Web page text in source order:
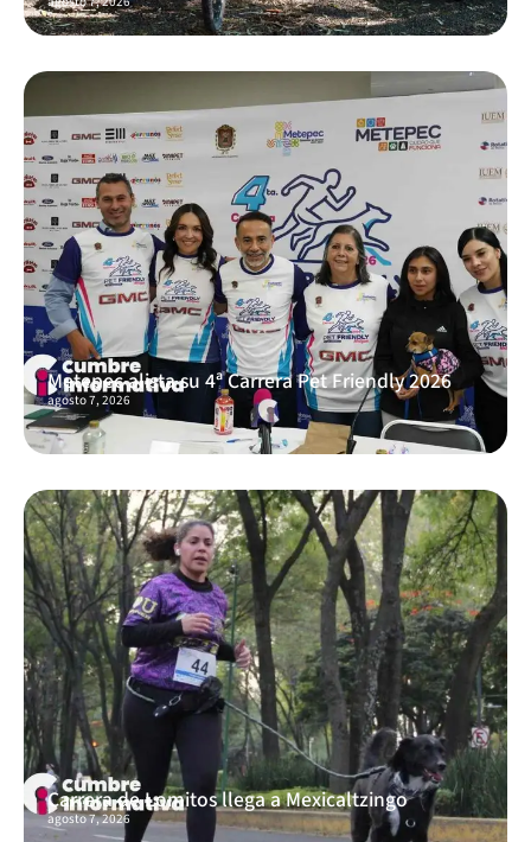
Metepec alista su 4ª Carrera Pet Friendly 2026
agosto 7, 2026
Carrera de Lomitos llega a Mexicaltzingo
agosto 7, 2026